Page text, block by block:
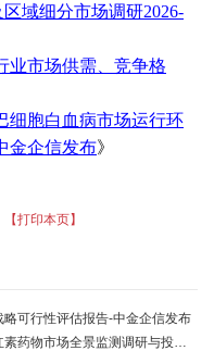
域细分市场调研2026-
业市场供需、竞争格
细胞白血病市场运行环
金企信发布》
【打印本页】
可行性评估报告-中金企信发布
研与投资战略可行性评估报告-中金企信发布